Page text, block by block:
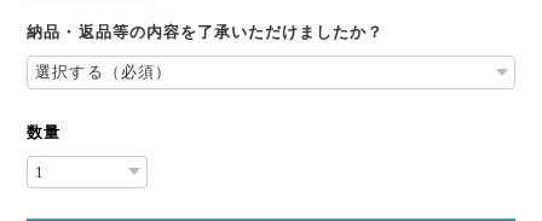
納品・返品等の内容を了承いただけましたか？
数量